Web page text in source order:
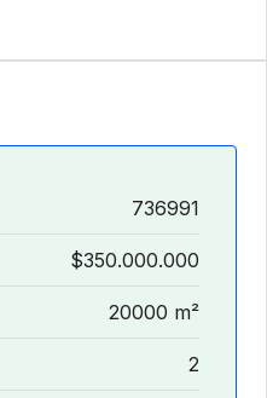
736991
$350.000.000
20000 m²
2